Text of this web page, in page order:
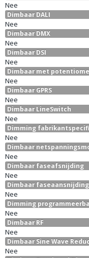
Nee
Dimbaar DALI
Nee
Dimbaar DMX
Nee
Dimbaar DSI
Nee
Dimbaar met
Nee
Dimbaar GPRS
Nee
Dimbaar LineSwitch
Nee
Dimming
Nee
Dimbaar
Nee
Dimbaar faseafsnijding
Nee
Dimbaar faseaansnijding
Nee
Dimming
Nee
Dimbaar RF
Nee
Dimbaar Sine Wave
Nee